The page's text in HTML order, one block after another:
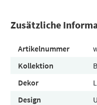
Zusätzliche
Artikelnummer
Kollektion
Dekor
Design